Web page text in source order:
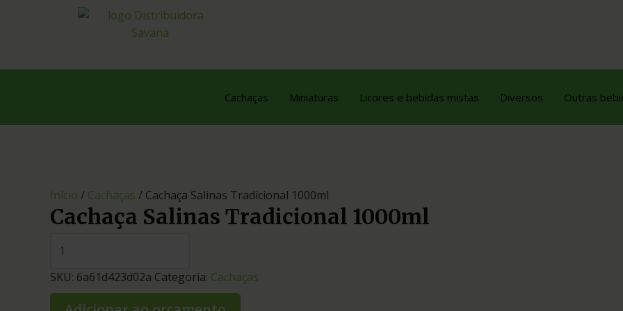
Cachaças Miniaturas Licores e bebidas mistas Diversos Outras
Início / Cachaças / Cachaça Salinas Tradicional 1000ml
Cachaça Salinas Tradicional 1000ml
SKU: 6a61d423d02a Categoria: Cachaças